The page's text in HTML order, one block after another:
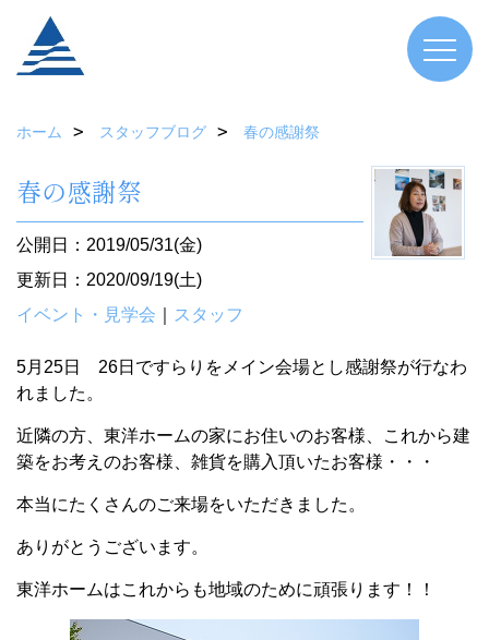
ホーム スタッフブログ 春の感謝祭
春の感謝祭
公開日：2019/05/31(金)
更新日：2020/09/19(土)
イベント・見学会
スタッフ
5月25日 26日ですらりをメイン会場とし感謝祭が行なわ
れました。
近隣の方、東洋ホームの家にお住いのお客様、これから建
築をお考えのお客様、雑貨を購入頂いたお客様・・・
本当にたくさんのご来場をいただきました。
ありがとうございます。
東洋ホームはこれからも地域のために頑張ります！！